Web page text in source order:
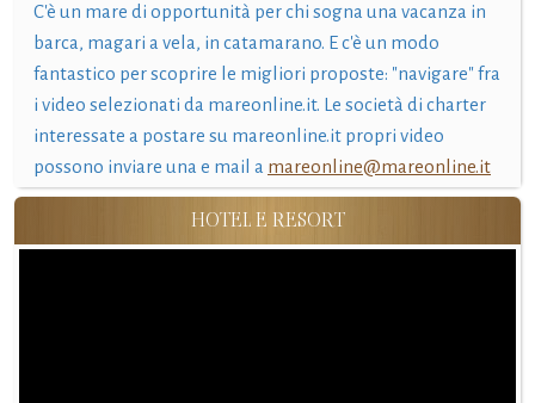
C'è un mare di opportunità per chi sogna una vacanza in
barca, magari a vela, in catamarano. E c'è un modo
fantastico per scoprire le migliori proposte: "navigare" fra
i video selezionati da mareonline.it. Le società di charter
interessate a postare su mareonline.it propri video
possono inviare una e mail a mareonline@mareonline.it
HOTEL E RESORT